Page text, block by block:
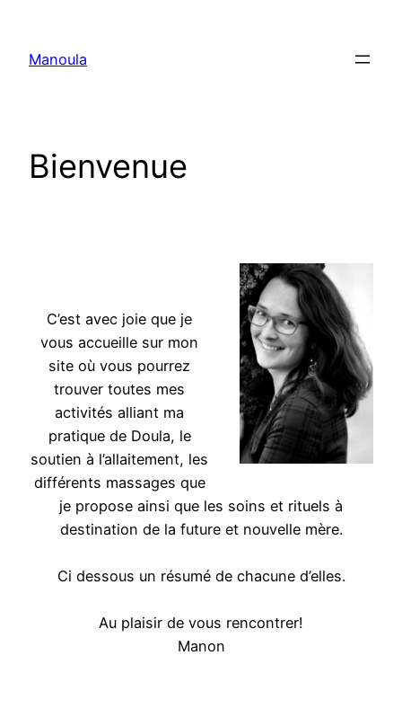
contenu
Manoula
Bienvenue
C’est avec joie que je
vous accueille sur mon
site où vous pourrez
trouver toutes mes
activités alliant ma
pratique de Doula, le
soutien à l’allaitement, les
différents massages que
je propose ainsi que les soins et rituels à
destination de la future et nouvelle mère.
Ci dessous un résumé de chacune d’elles.
Au plaisir de vous rencontrer!
Manon